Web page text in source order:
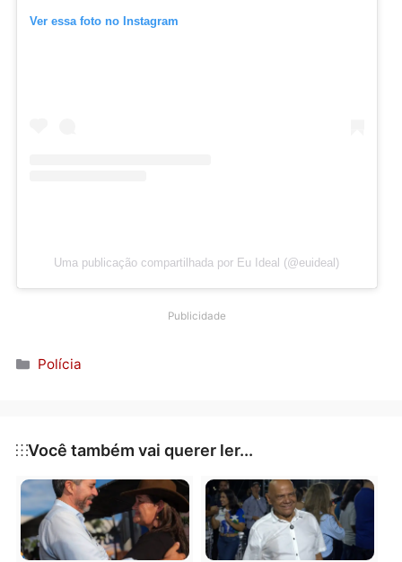
Uma publicação compartilhada por Eu Ideal (@euideal)